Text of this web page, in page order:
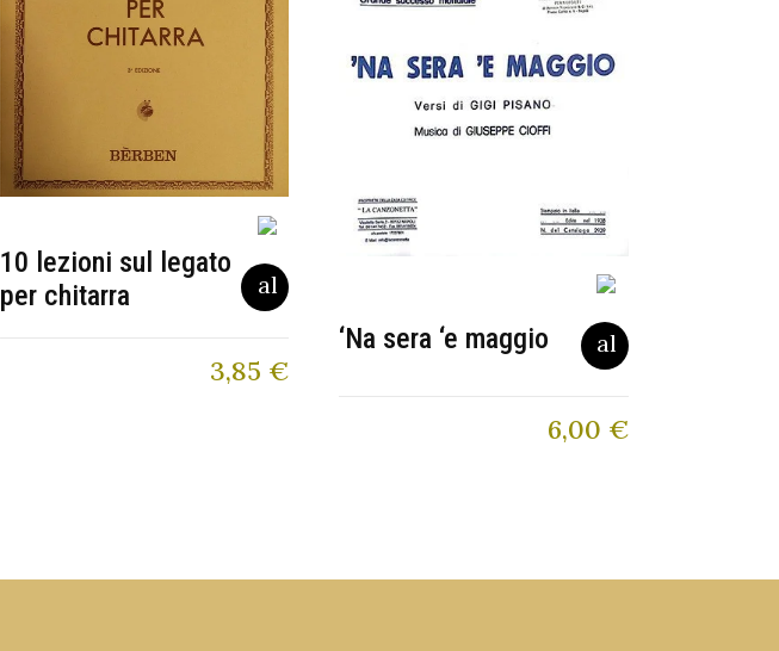
10 lezioni sul legato
per chitarra
3,85 €
‘Na sera ‘e maggio
6,00 €